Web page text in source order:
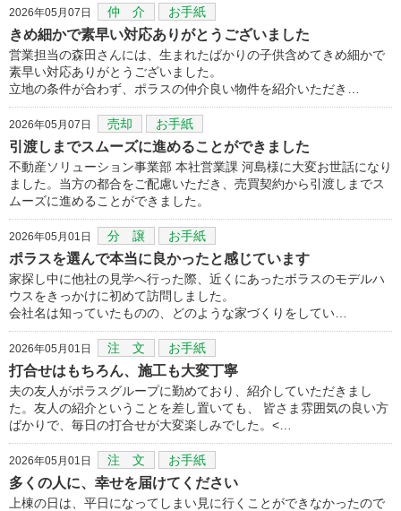
2026年05月07日 仲 介 お手紙
きめ細かで素早い対応ありがとうございました
営業担当の森田さんには、生まれたばかりの子供含めてきめ細かで
素早い対応ありがとうございました。
立地の条件が合わず、ポラスの仲介良い物件を紹介いただき…
2026年05月07日 売却 お手紙
引渡しまでスムーズに進めることができました
不動産ソリューション事業部 本社営業課 河島様に大変お世話になり
ました。当方の都合をご配慮いただき、売買契約から引渡しまでス
ムーズに進めることができました。
2026年05月01日 分 譲 お手紙
ポラスを選んで本当に良かったと感じています
家探し中に他社の見学へ行った際、近くにあったボラスのモデルハ
ウスをきっかけに初めて訪問しました。
会社名は知っていたものの、どのような家づくりをしてい…
2026年05月01日 注 文 お手紙
打合せはもちろん、施工も大変丁寧
夫の友人がポラスグループに勤めており、紹介していただきまし
た。友人の紹介ということを差し置いても、 皆さま雰囲気の良い方
ばかりで、毎日の打合せが大変楽しみでした。<…
2026年05月01日 注 文 お手紙
多くの人に、幸せを届けてください
上棟の日は、平日になってしまい見に行くことができなかったので